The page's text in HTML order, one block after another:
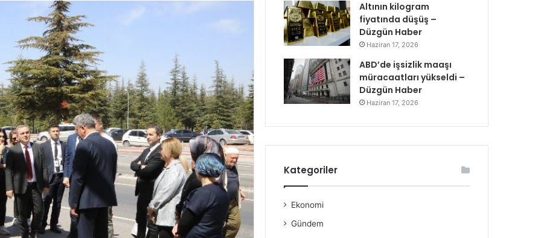
Altının kilogram
fiyatında düşüş –
Düzgün Haber
Haziran 17, 2026
ABD’de işsizlik maaşı
müracaatları yükseldi –
Düzgün Haber
Haziran 17, 2026
Kategoriler
Ekonomi
Gündem